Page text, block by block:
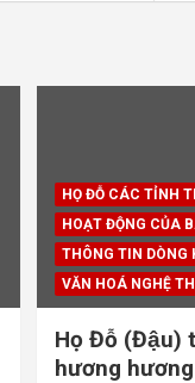
HỌ ĐỖ CÁC TỈNH
HOẠT ĐỘNG CỦA
THÔNG TIN DÒNG
VĂN HOÁ NGHỆ
Họ Đỗ (Đậu)
hương